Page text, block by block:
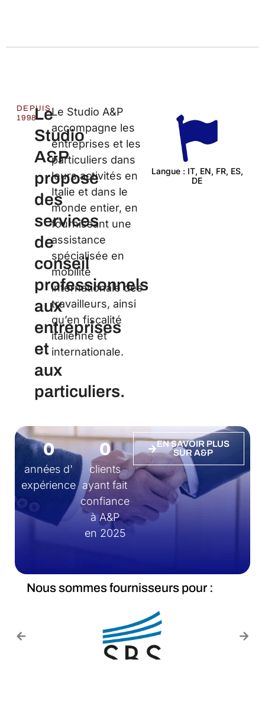
DEPUIS
1998Le
Studio
A&P
propose
des
services
de
conseil
professionnels
aux
entreprises
et
aux
particuliers.
Le Studio A&P
accompagne les
entreprises et les
particuliers dans
leurs activités en
Italie et dans le
monde entier, en
fournissant une
assistance
spécialisée en
mobilité
internationale des
travailleurs, ainsi
qu’en fiscalité
italienne et
internationale.
Langue : IT, EN, FR, ES,
DE
années d'
expérience
0
clients
ayant fait
confiance
à A&P
en 2025
0
EN SAVOIR PLUS
SUR A&P
Nous sommes fournisseurs pour :